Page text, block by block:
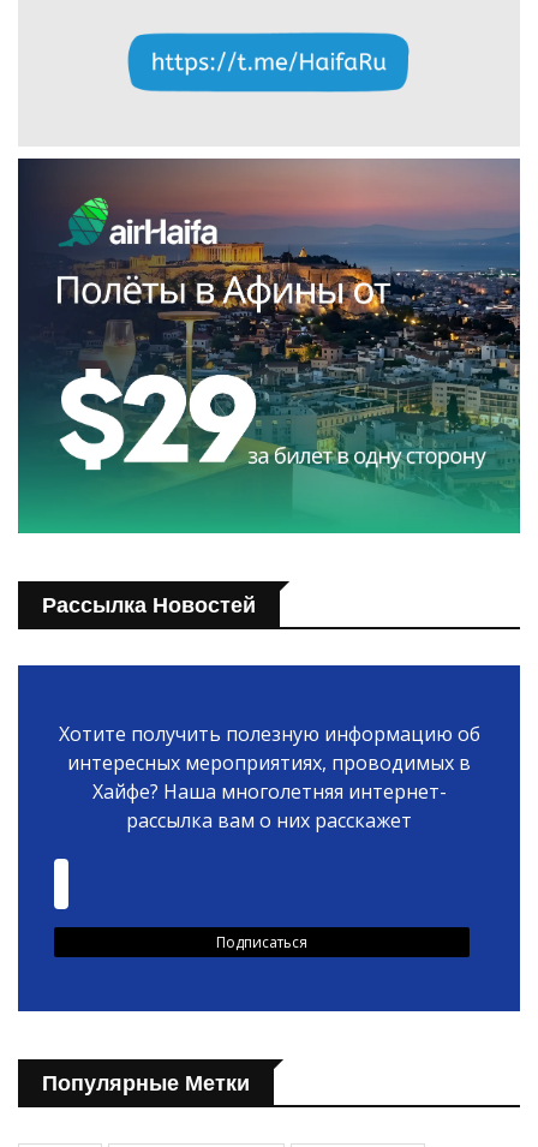
Рассылка Новостей
Хотите получить полезную информацию об
интересных мероприятиях, проводимых в
Хайфе? Наша многолетняя интернет-
рассылка вам о них расскажет
Популярные Метки